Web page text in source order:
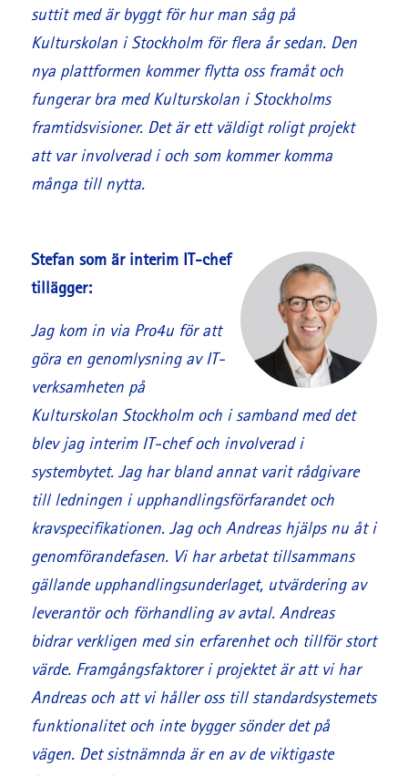
suttit med är byggt för hur man såg på
Kulturskolan i Stockholm för flera år sedan. Den
nya plattformen kommer flytta oss framåt och
fungerar bra med Kulturskolan i Stockholms
framtidsvisioner. Det är ett väldigt roligt projekt
att var involverad i och som kommer komma
många till nytta.
Stefan som är interim IT-chef
tillägger:
Jag kom in via Pro4u för att
göra en genomlysning av IT-
verksamheten på
Kulturskolan Stockholm och i samband med det
blev jag interim IT-chef och involverad i
systembytet. Jag har bland annat varit rådgivare
till ledningen i upphandlingsförfarandet och
kravspecifikationen. Jag och Andreas hjälps nu åt i
genomförandefasen. Vi har arbetat tillsammans
gällande upphandlingsunderlaget, utvärdering av
leverantör och förhandling av avtal. Andreas
bidrar verkligen med sin erfarenhet och tillför stort
värde. Framgångsfaktorer i projektet är att vi har
Andreas och att vi håller oss till standardsystemets
funktionalitet och inte bygger sönder det på
vägen. Det sistnämnda är en av de viktigaste